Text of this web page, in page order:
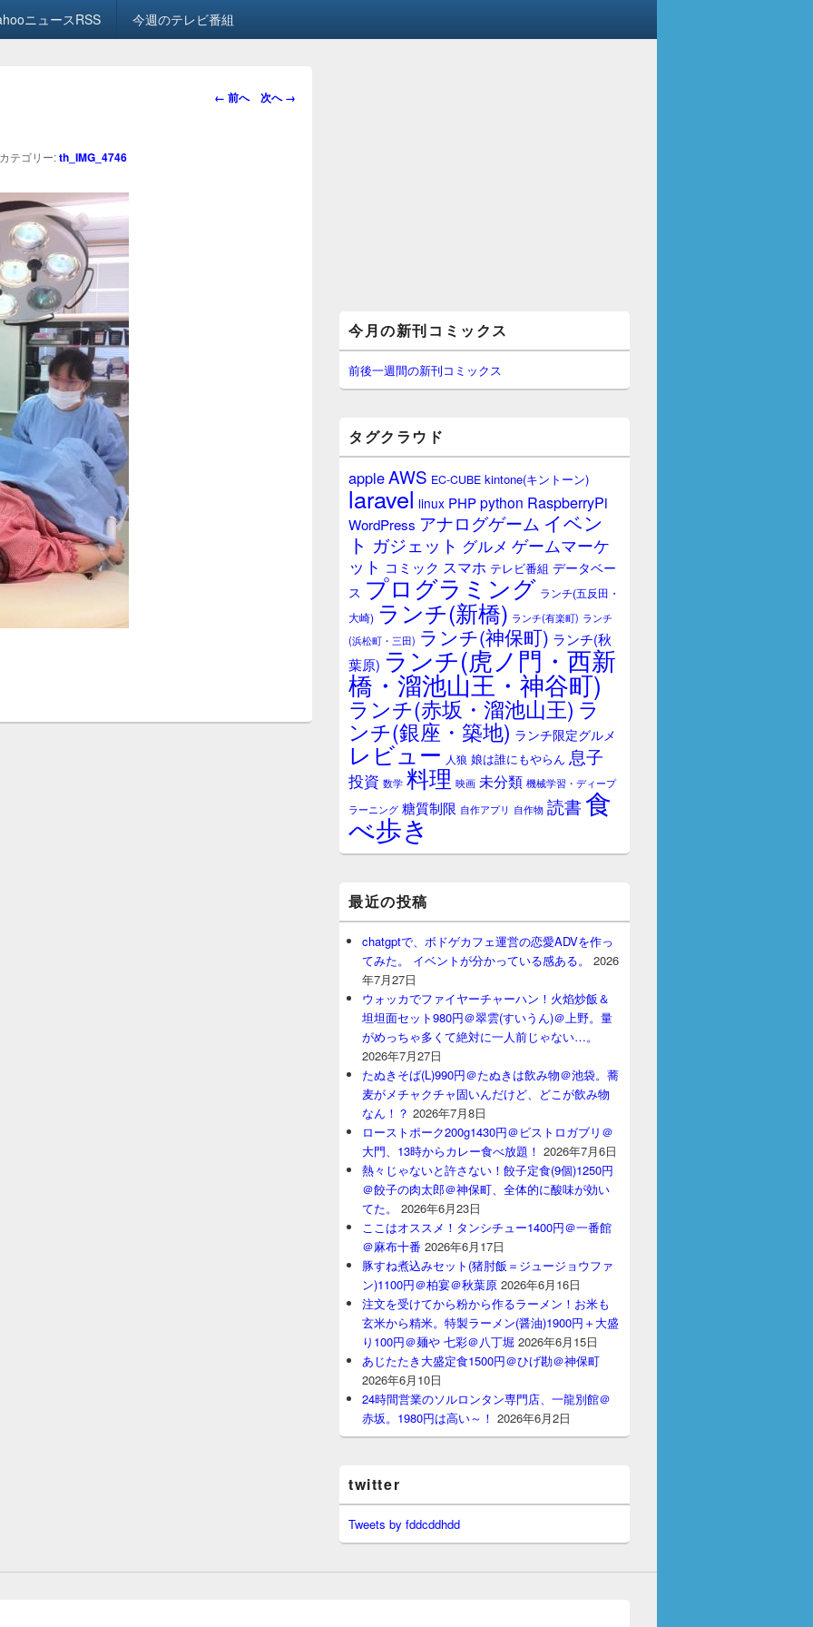
ニュースRSS 今週のテレビ番組
画
← 前へ 次へ →
テゴリー:th_IMG_4746
イ
ン
サ
イ
ー
ジ
ッ
ト
今月の新刊コミックス
前後一週間の新刊コミックス
タグクラウド
appleAWS EC-CUBE kintone(キントーン)
laravel linux PHPpython RaspberryPi
WordPress アナログゲーム イベン
ト ガジェット グルメ ゲームマーケ
ット コミック スマホ テレビ番組 データベー
ス プログラミング ランチ(五反田・
大崎) ランチ(新橋) ランチ(有楽町) ランチ
(浜松町・三田) ランチ(神保町) ランチ(秋
葉原) ランチ(虎ノ門・西新
橋・溜池山王・神谷町)
ランチ(赤坂・溜池山王) ラ
ンチ(銀座・築地) ランチ限定グルメ
レビュー 人狼 娘は誰にもやらん 息子
投資 数学 料理 映画 未分類 機械学習・ディープ
ラーニング 糖質制限 自作アプリ 自作物 読書食
べ歩き
最近の投稿
chatgptで、ボドゲカフェ運営の恋愛ADVを作っ
てみた。 イベントが分かっている感ある。
2026
年7月27日
ウォッカでファイヤーチャーハン！火焰炒飯＆
坦坦面セット980円＠翠雲(すいうん)＠上野。量
がめっちゃ多くて絶対に一人前じゃない…。
2026年7月27日
たぬきそば(L)990円＠たぬきは飲み物＠池袋。蕎
麦がメチャクチャ固いんだけど、どこが飲み物
なん！？ 2026年7月8日
ローストポーク200g1430円＠ビストロガブリ＠
大門、13時からカレー食べ放題！ 2026年7月6日
熱々じゃないと許さない！餃子定食(9個)1250円
＠餃子の肉太郎＠神保町、全体的に酸味が効い
てた。
2026年6月23日
ここはオススメ！タンシチュー1400円＠一番館
＠麻布十番 2026年6月17日
豚すね煮込みセット(猪肘飯＝ジュージョウファ
ン)1100円＠柏宴＠秋葉原 2026年6月16日
注文を受けてから粉から作るラーメン！お米も
玄米から精米。特製ラーメン(醤油)1900円＋大盛
り100円＠麺や 七彩＠八丁堀 2026年6月15日
あじたたき大盛定食1500円＠ひげ勘＠神保町
2026年6月10日
24時間営業のソルロンタン専門店、一龍別館＠
赤坂。1980円は高い～！ 2026年6月2日
twitter
Tweets by fddcddhdd